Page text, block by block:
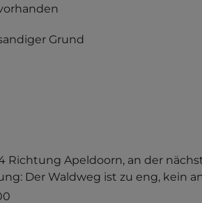
Grund
Richtung Apeldoorn, an der
Der Waldweg ist zu eng, kein